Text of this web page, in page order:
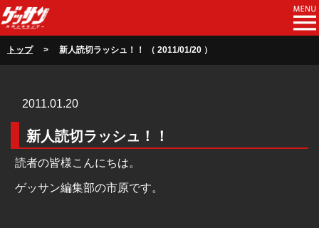
トップ> 新人読切ラッシュ！！ （ 2011/01/20 ）
2011.01.20
新人読切ラッシュ！！
読者の皆様こんにちは。
ゲッサン編集部の市原です。